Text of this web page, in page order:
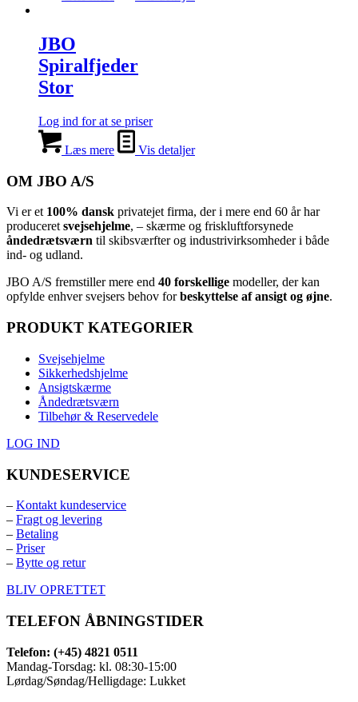
JBO
Spiralfjeder
Stor
Log ind for at se priser
Læs mere Vis detaljer
OM JBO A/S
Vi er et 100% dansk privatejet firma, der i mere end 60 år har
produceret svejsehjelme, – skærme og friskluftforsynede
åndedrætsværn til skibsværfter og industrivirksomheder i både
ind- og udland.
JBO A/S ⁦ fremstiller mere end 40 forskellige modeller, der kan
opfylde enhver svejsers behov forbeskyttelse af ansigt og øjne.⁩
PRODUKT KATEGORIER
Svejsehjelme
Sikkerhedshjelme
Ansigtskærme
Åndedrætsværn
Tilbehør & Reservedele
LOG IND
KUNDESERVICE
– Kontakt kundeservice
– Fragt og levering
– Betaling
– Priser
– Bytte og retur
BLIV OPRETTET
TELEFON ÅBNINGSTIDER
Telefon: (+45) 4821 0511
Mandag-Torsdag: kl. 08:30-15:00
Lørdag/Søndag/Helligdage: Lukket